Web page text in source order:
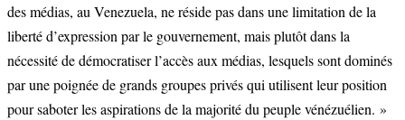
des médias, au Venezuela, ne réside pas dans une limitation de la
liberté d’expression par le gouvernement, mais plutôt dans la
nécessité de démocratiser l’accès aux médias, lesquels sont dominés
par une poignée de grands groupes privés qui utilisent leur position
pour saboter les aspirations de la majorité du peuple vénézuélien. »